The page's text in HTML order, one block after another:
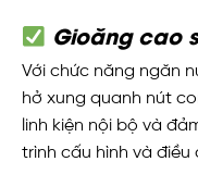
Gioăng cao
Với chức năng ngăn
hở xung quanh nút
linh kiện nội bộ và
trình cấu hình và điều